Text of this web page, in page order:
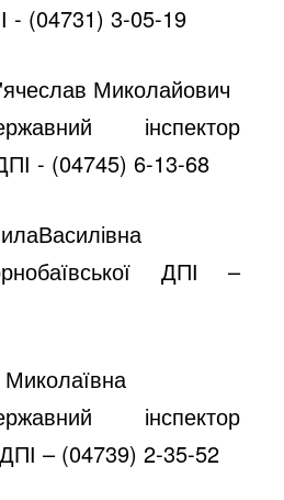
- (04731) 3-05-19
Миколайович
інспектор
- (04745) 6-13-68
ДПІ –
інспектор
– (04739) 2-35-52